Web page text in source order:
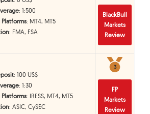
: 1:500
: MT4, MT5
: FMA, FSA
BlackBull
Markets
Review
: 100 US$
: 1:30
: IRESS, MT4, MT5
: ASIC, CySEC
3
3
FP
Markets
Review